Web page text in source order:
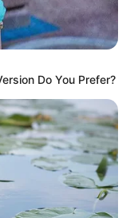
Do You Prefer?